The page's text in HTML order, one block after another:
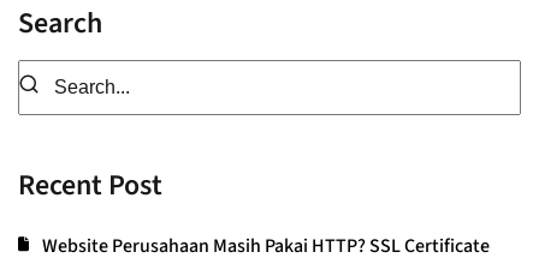
Search
Recent Post
Website Perusahaan Masih Pakai HTTP? SSL Certificate